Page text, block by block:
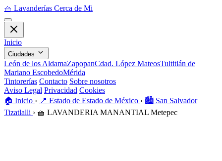
🧺 Lavanderías Cerca de Mi
Inicio
Ciudades
León de los AldamaZapopanCdad. López MateosTultitlán de
Mariano EscobedoMérida
Tintorerías Contacto Sobre nosotros
Aviso Legal Privacidad Cookies
🏠️ Inicio › 📍 Estado de Estado de México › 🏙️ San Salvador
Tizatlalli › 🧺 LAVANDERIA MANANTIAL Metepec